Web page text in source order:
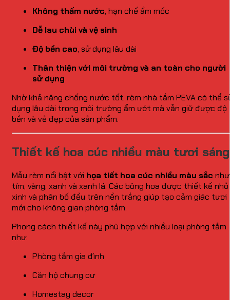
Không thấm nước, hạn chế ẩm mốc
Dễ lau chùi và vệ sinh
Độ bền cao, sử dụng lâu dài
Thân thiện với môi trường và an toàn cho người
sử dụng
Nhờ khả năng chống nước tốt, rèm nhà tắm PEVA có thể
dụng lâu dài trong môi trường ẩm ướt mà vẫn giữ được độ
bền và vẻ đẹp của sản phẩm.
Thiết kế hoa cúc nhiều màu tươi sáng
Mẫu rèm nổi bật với họa tiết hoa cúc nhiều màu sắc như
tím, vàng, xanh và xanh lá. Các bông hoa được thiết kế nhỏ
xinh và phân bố đều trên nền trắng giúp tạo cảm giác tươi
mới cho không gian phòng tắm.
Phong cách thiết kế này phù hợp với nhiều loại phòng tắm
như:
Phòng tắm gia đình
Căn hộ chung cư
Homestay decor